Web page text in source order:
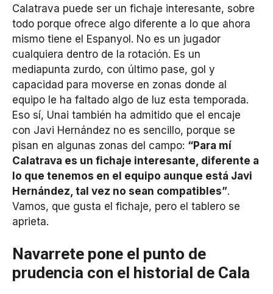
Calatrava puede ser un fichaje interesante, sobre
todo porque ofrece algo diferente a lo que ahora
mismo tiene el Espanyol. No es un jugador
cualquiera dentro de la rotación. Es un
mediapunta zurdo, con último pase, gol y
capacidad para moverse en zonas donde al
equipo le ha faltado algo de luz esta temporada.
Eso sí, Unai también ha admitido que el encaje
con Javi Hernández no es sencillo, porque se
pisan en algunas zonas del campo: “Para mí
Calatrava es un fichaje interesante, diferente a
lo que tenemos en el equipo aunque está Javi
Hernández, tal vez no sean compatibles”.
Vamos, que gusta el fichaje, pero el tablero se
aprieta.
Navarrete pone el punto de
prudencia con el historial de Cala